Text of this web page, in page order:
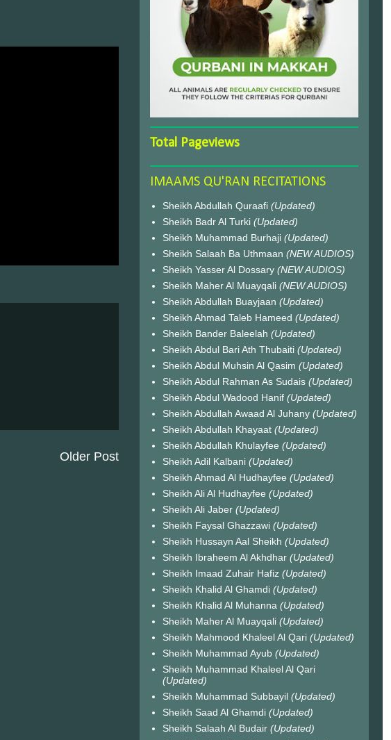
Older Post
Total Pageviews
IMAAMS QU'RAN RECITATIONS
Sheikh Abdullah Quraafi (Updated)
Sheikh Badr Al Turki (Updated)
Sheikh Muhammad Burhaji (Updated)
Sheikh Salaah Ba Uthmaan (NEW AUDIOS)
Sheikh Yasser Al Dossary (NEW AUDIOS)
Sheikh Maher Al Muayqali (NEW AUDIOS)
Sheikh Abdullah Buayjaan (Updated)
Sheikh Ahmad Taleb Hameed (Updated)
Sheikh Bander Baleelah (Updated)
Sheikh Abdul Bari Ath Thubaiti (Updated)
Sheikh Abdul Muhsin Al Qasim (Updated)
Sheikh Abdul Rahman As Sudais (Updated)
Sheikh Abdul Wadood Hanif (Updated)
Sheikh Abdullah Awaad Al Juhany (Updated)
Sheikh Abdullah Khayaat (Updated)
Sheikh Abdullah Khulayfee (Updated)
Sheikh Adil Kalbani (Updated)
Sheikh Ahmad Al Hudhayfee (Updated)
Sheikh Ali Al Hudhayfee (Updated)
Sheikh Ali Jaber (Updated)
Sheikh Faysal Ghazzawi (Updated)
Sheikh Hussayn Aal Sheikh (Updated)
Sheikh Ibraheem Al Akhdhar (Updated)
Sheikh Imaad Zuhair Hafiz (Updated)
Sheikh Khalid Al Ghamdi (Updated)
Sheikh Khalid Al Muhanna (Updated)
Sheikh Maher Al Muayqali (Updated)
Sheikh Mahmood Khaleel Al Qari (Updated)
Sheikh Muhammad Ayub (Updated)
Sheikh Muhammad Khaleel Al Qari
(Updated)
Sheikh Muhammad Subbayil (Updated)
Sheikh Saad Al Ghamdi (Updated)
Sheikh Salaah Al Budair (Updated)